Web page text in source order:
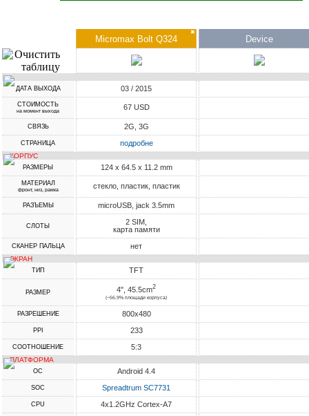
✖
Micromax Bolt Q324 Device
ДАТА ВЫХОДА 03 / 2015
СТОИМОСТЬ
на момент выхода 67 USD
СВЯЗЬ 2G, 3G
СТРАНИЦА подробне
КОРПУС
РАЗМЕРЫ 124 x 64.5 x 11.2 mm
МАТЕРИАЛ
фронт, низ, рамка стекло, пластик, пластик
РАЗЪЕМЫ microUSB, jack 3.5mm
СЛОТЫ
2 SIM,
карта памяти
СКАНЕР ПАЛЬЦА нет
ЭКРАН
ТИП TFT
РАЗМЕР 4", 45.5cm2
(~56.9% площади корпуса)
РАЗРЕШЕНИЕ 800x480
PPI 233
СООТНОШЕНИЕ 5:3
ПЛАТФОРМА
ОС Android 4.4
SOC Spreadtrum SC7731
CPU 4x1.2GHz Cortex-A7